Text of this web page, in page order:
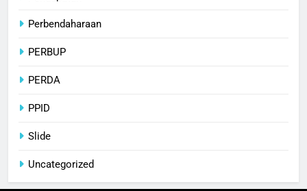
Perbendaharaan
PERBUP
PERDA
PPID
Slide
Uncategorized